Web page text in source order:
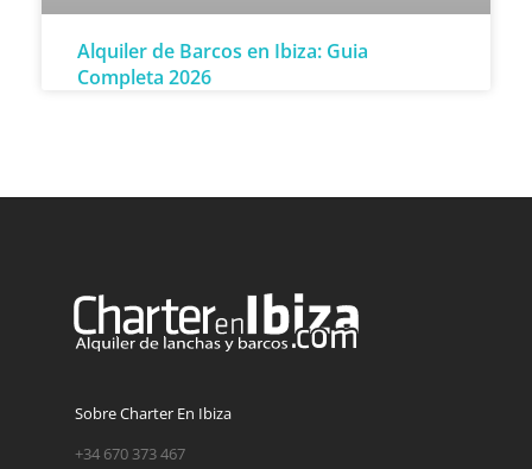
Alquiler de Barcos en Ibiza: Guia
Completa 2026
Sobre Charter En Ibiza
+34 670 373 467